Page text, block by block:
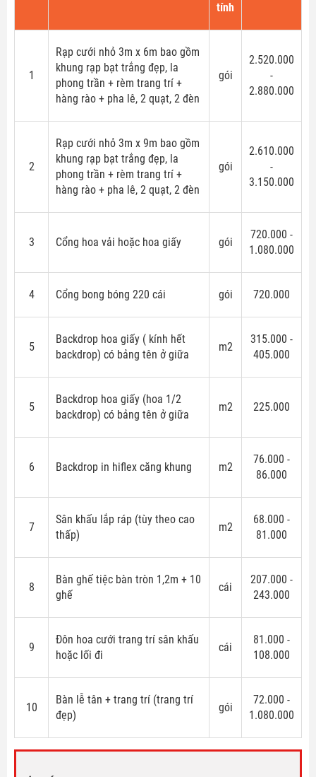
tính
1
Rạp cưới nhỏ 3m x 6m bao gồm
khung rạp bạt trắng đẹp, la
phong trần + rèm trang trí +
hàng rào + pha lê, 2 quạt, 2 đèn
gói
2.520.000
-
2.880.000
2
Rạp cưới nhỏ 3m x 9m bao gồm
khung rạp bạt trắng đẹp, la
phong trần + rèm trang trí +
hàng rào + pha lê, 2 quạt, 2 đèn
gói
2.610.000
-
3.150.000
3 Cổng hoa vải hoặc hoa giấy gói
720.000 -
1.080.000
4 Cổng bong bóng 220 cái gói 720.000
5
Backdrop hoa giấy ( kính hết
backdrop) có bảng tên ở giữa
m2
315.000 -
405.000
5
Backdrop hoa giấy (hoa 1/2
backdrop) có bảng tên ở giữa
m2 225.000
6 Backdrop in hiflex căng khung m2
76.000 -
86.000
7
Sân khấu lắp ráp (tùy theo cao
thấp)
m2
68.000 -
81.000
8
Bàn ghế tiệc bàn tròn 1,2m + 10
ghế
cái
207.000 -
243.000
9
Đôn hoa cưới trang trí sân khấu
hoặc lối đi
cái
81.000 -
108.000
10
Bàn lễ tân + trang trí (trang trí
đẹp)
gói
72.000 -
1.080.000